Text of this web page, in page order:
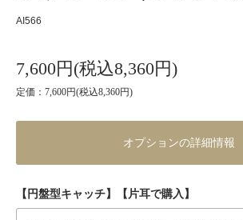
AI566
7,600円(税込8,360円)
定価：7,600円(税込8,360円)
オプションの詳細情報
【円盤型キャッチ】【片耳で購入】